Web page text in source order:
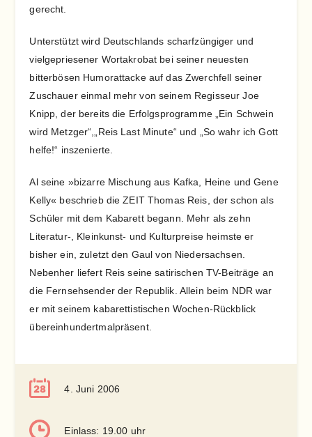
gerecht.
Unterstützt wird Deutschlands scharfzüngiger und
vielgepriesener Wortakrobat bei seiner neuesten
bitterbösen Humorattacke auf das Zwerchfell seiner
Zuschauer einmal mehr von seinem Regisseur Joe
Knipp, der bereits die Erfolgsprogramme „Ein Schwein
wird Metzger“,„Reis Last Minute“ und „So wahr ich Gott
helfe!“ inszenierte.
Al seine »bizarre Mischung aus Kafka, Heine und Gene
Kelly« beschrieb die ZEIT Thomas Reis, der schon als
Schüler mit dem Kabarett begann. Mehr als zehn
Literatur-, Kleinkunst- und Kulturpreise heimste er
bisher ein, zuletzt den Gaul von Niedersachsen.
Nebenher liefert Reis seine satirischen TV-Beiträge an
die Fernsehsender der Republik. Allein beim NDR war
er mit seinem kabarettistischen Wochen-Rückblick
übereinhundertmalpräsent.
4. Juni 2006
Einlass: 19.00 uhr